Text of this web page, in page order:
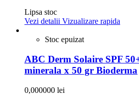
Lipsa stoc
Vezi detalii Vizualizare rapida
Stoc epuizat
ABC Derm Solaire SPF
minerala x 50 gr Bioderma
0,000000 lei